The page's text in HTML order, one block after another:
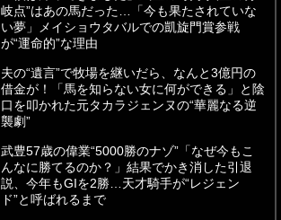
岐点”はあの馬だった…「今も果たされていな
い夢」メイショウタバルでの凱旋門賞参戦
が“運命的”な理由
夫の“遺言”で牧場を継いだら、なんと3億円の
借金が！「馬を知らない女に何ができる」と陰
口を叩かれた元タカラジェンヌの“華麗なる逆
襲劇”
武豊57歳の偉業“5000勝のナゾ”「なぜ今もこ
んなに勝てるのか？」結果でかき消した引退
説、今年もGIを2勝…天才騎手が“レジェン
ド”と呼ばれるまで